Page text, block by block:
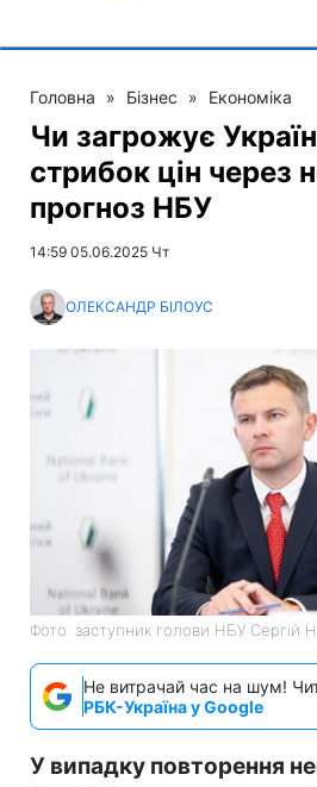
Головна » Бізнес » Економіка
Чи загрожує
стрибок цін через
прогноз НБУ
14:59 05.06.2025 Чт
ОЛЕКСАНДР БІЛОУС
Фото: заступник голови НБУ Сергій
Не витрачай час на шум!
РБК-Україна у Google
У випадку повторення